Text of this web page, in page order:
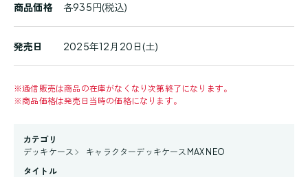
商品価格 各935円(税込)
発売日 2025年12月20日(土)
※通信販売は商品の在庫がなくなり次第終了になります。
※商品価格は発売日当時の価格になります。
カテゴリ
デッキケース
キャラクターデッキケースMAX NEO
タイトル